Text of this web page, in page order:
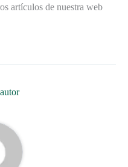
artículos de nuestra web